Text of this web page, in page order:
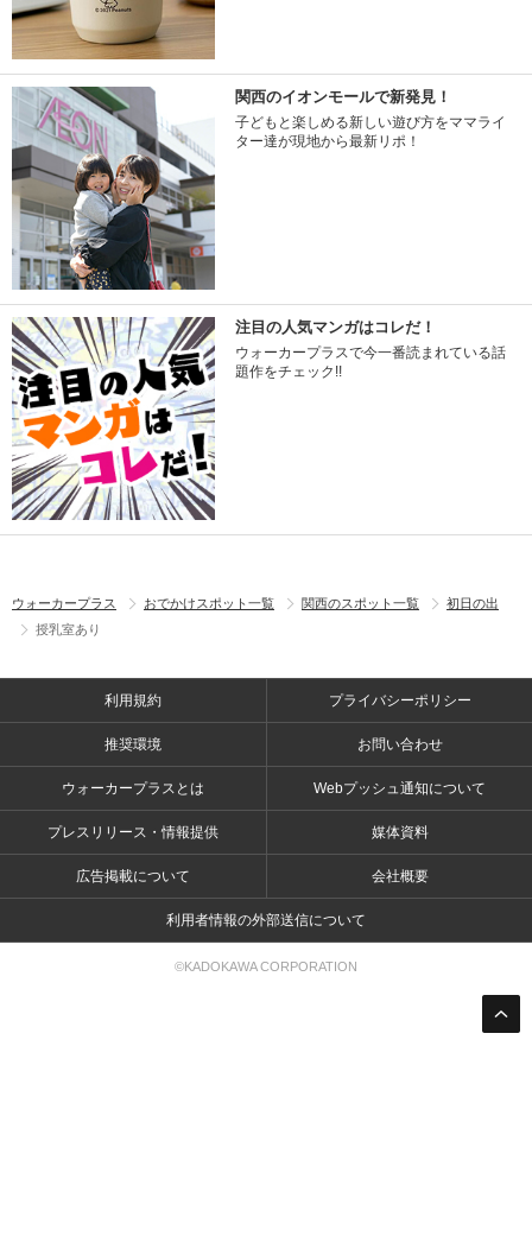
関西のイオンモールで新発見！
子どもと楽しめる新しい遊び方をママライ
ター達が現地から最新リポ！
注目の人気マンガはコレだ！
ウォーカープラスで今一番読まれている話
題作をチェック!!
ウォーカープラス おでかけスポット一覧 関西のスポット一覧
初日の出
授乳室あり
利用規約 プライバシーポリシー
推奨環境 お問い合わせ
ウォーカープラスとは Webプッシュ通知について
プレスリリース・情報提供 媒体資料
広告掲載について 会社概要
利用者情報の外部送信について
©KADOKAWA CORPORATION